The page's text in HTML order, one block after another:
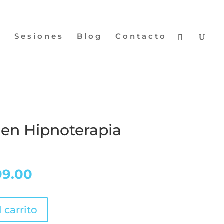
Sesiones Blog Contacto
Hipnoterapia
El
actual
es:
carrito